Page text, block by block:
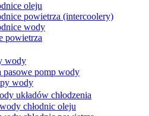
oleju
powietrza (intercoolery)
wody
powietrza
wody
pasowe pomp wody
wody
układów chłodzenia
chłodnic oleju